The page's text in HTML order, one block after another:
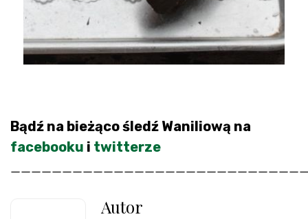
Bądź na bieżąco śledź Waniliową na
facebooku i twitterze
Autor